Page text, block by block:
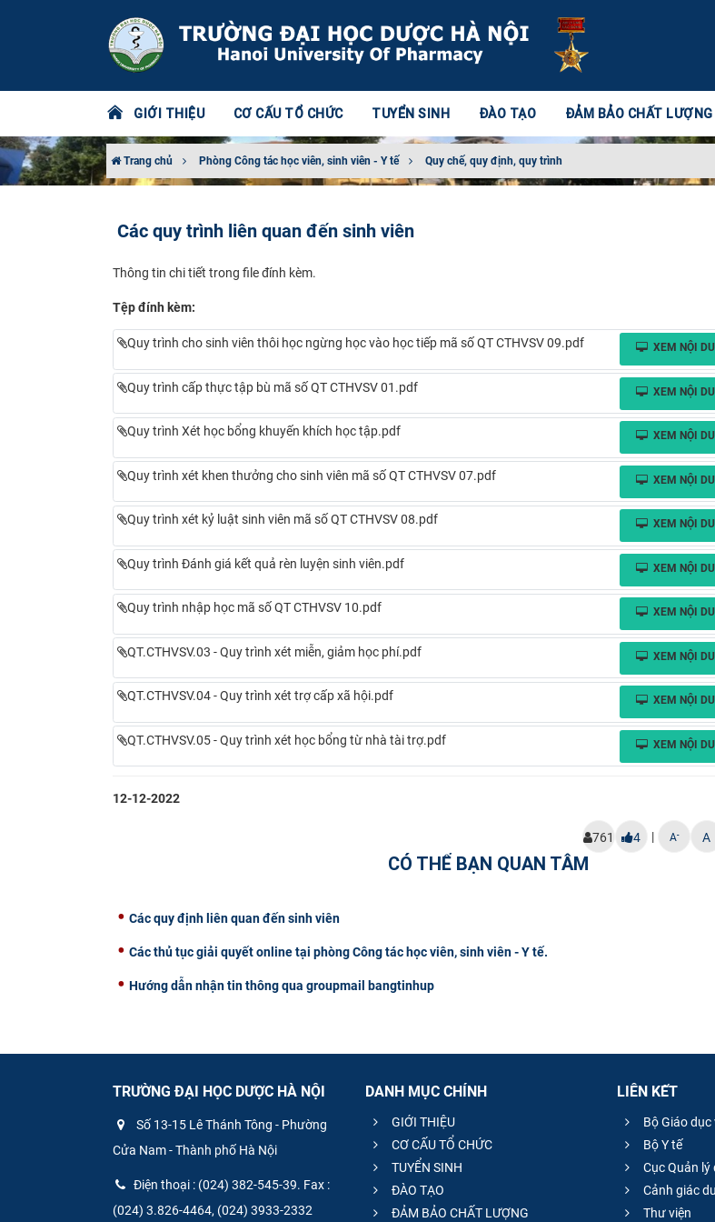
GIỚI THIỆU CƠ CẤU TỔ CHỨC TUYỂN SINH ĐÀO TẠO ĐẢM BẢO CHẤT LƯỢNG
Trang chủ Phòng Công tác học viên, sinh viên - Y tế Quy chế, quy định, quy trình
Các quy trình liên quan đến sinh viên
Thông tin chi tiết trong file đính kèm.
Tệp đính kèm:
Quy trình cho sinh viên thôi học ngừng học vào học tiếp mã số QT CTHVSV 09.pdf XEM NỘI
Quy trình cấp thực tập bù mã số QT CTHVSV 01.pdf XEM NỘI
Quy trình Xét học bổng khuyến khích học tập.pdf XEM NỘI
Quy trình xét khen thưởng cho sinh viên mã số QT CTHVSV 07.pdf XEM NỘI
Quy trình xét kỷ luật sinh viên mã số QT CTHVSV 08.pdf XEM NỘI
Quy trình Đánh giá kết quả rèn luyện sinh viên.pdf XEM NỘI
Quy trình nhập học mã số QT CTHVSV 10.pdf XEM NỘI
QT.CTHVSV.03 - Quy trình xét miễn, giảm học phí.pdf XEM NỘI
QT.CTHVSV.04 - Quy trình xét trợ cấp xã hội.pdf XEM NỘI
QT.CTHVSV.05 - Quy trình xét học bổng từ nhà tài trợ.pdf XEM NỘI
12-12-2022
761 4 | A- A
CÓ THỂ BẠN QUAN TÂM
Các quy định liên quan đến sinh viên
Các thủ tục giải quyết online tại phòng Công tác học viên, sinh viên - Y tế.
Hướng dẫn nhận tin thông qua groupmail bangtinhup
TRƯỜNG ĐẠI HỌC DƯỢC HÀ NỘI
Số 13-15 Lê Thánh Tông - Phường
Cửa Nam - Thành phố Hà Nội
Điện thoại : (024) 382-545-39. Fax :
(024) 3.826-4464, (024) 3933-2332
DANH MỤC CHÍNH
GIỚI THIỆU
CƠ CẤU TỔ CHỨC
TUYỂN SINH
ĐÀO TẠO
ĐẢM BẢO CHẤT LƯỢNG
LIÊN KẾT
Bộ Giáo
Bộ Y tế
Cục Quản lý
Cảnh giác
Thư viện